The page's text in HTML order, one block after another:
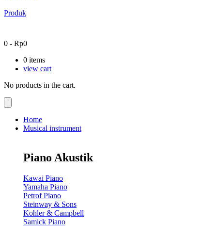
Produk
0 - Rp0
0 items
view cart
No products in the cart.
Home
Musical instrument
Piano Akustik
Kawai Piano
Yamaha Piano
Petrof Piano
Steinway & Sons
Kohler & Campbell
Samick Piano